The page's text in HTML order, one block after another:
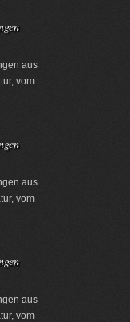
aus
vom
aus
vom
aus
vom